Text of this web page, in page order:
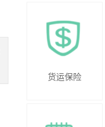
货运保险